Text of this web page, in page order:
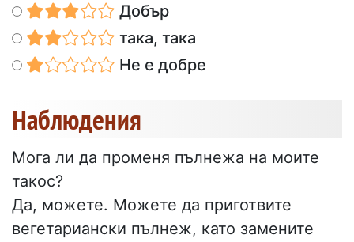
Добър
така, така
Не е добре
Наблюдения
Мога ли да променя пълнежа на моите
такос?
Да, можете. Можете да приготвите
вегетариански пълнеж, като замените